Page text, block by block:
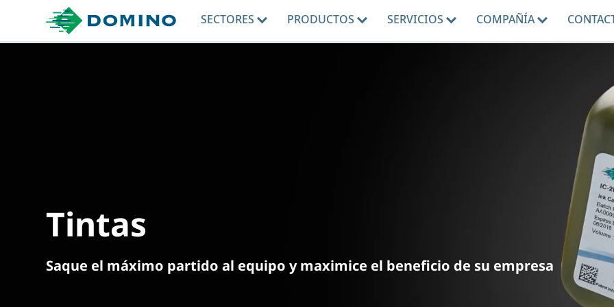
SECTORES PRODUCTOS SERVICIOS COMPAÑÍA
Tintas
Saque el máximo partido al equipo y maximice el beneficio de su empresa